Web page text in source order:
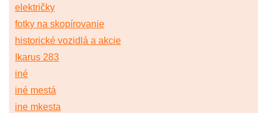
električky
fotky na skopírovanie
historické vozidlá a akcie
Ikarus 283
iné
iné mestá
ine mkesta